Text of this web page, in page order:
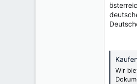
Wir